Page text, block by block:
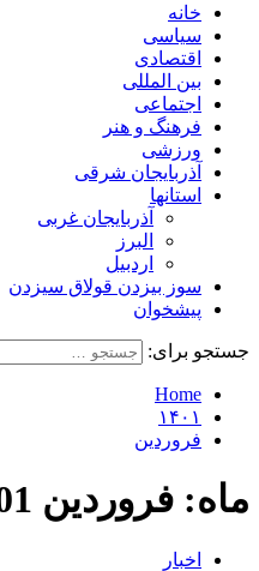
خانه
سیاسی
اقتصادی
بین المللی
اجتماعی
فرهنگ و هنر
ورزشی
آذربایجان شرقی
استانها
آذربایجان غربی
البرز
اردبیل
سوز بیزدن قولاق سیزدن
پیشخوان
جستجو برای:
Home
۱۴۰۱
فروردین
ماه: فروردین 1401
اخبار